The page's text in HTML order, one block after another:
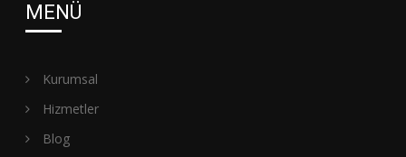
MENÜ
Kurumsal
Hizmetler
Blog